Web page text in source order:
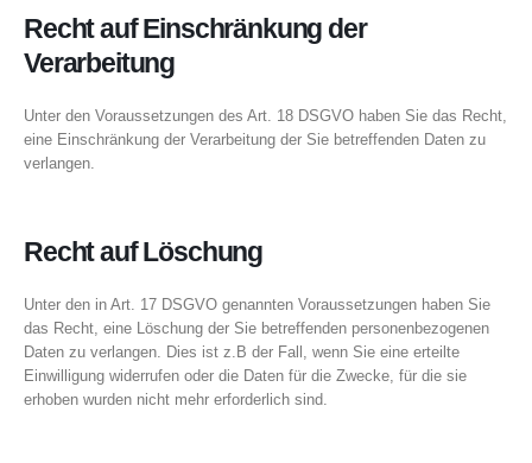
Recht auf Einschränkung der
Verarbeitung
Unter den Voraussetzungen des Art. 18 DSGVO haben Sie das Recht,
eine Einschränkung der Verarbeitung der Sie betreffenden Daten zu
verlangen.
Recht auf Löschung
Unter den in Art. 17 DSGVO genannten Voraussetzungen haben Sie
das Recht, eine Löschung der Sie betreffenden personenbezogenen
Daten zu verlangen. Dies ist z.B der Fall, wenn Sie eine erteilte
Einwilligung widerrufen oder die Daten für die Zwecke, für die sie
erhoben wurden nicht mehr erforderlich sind.